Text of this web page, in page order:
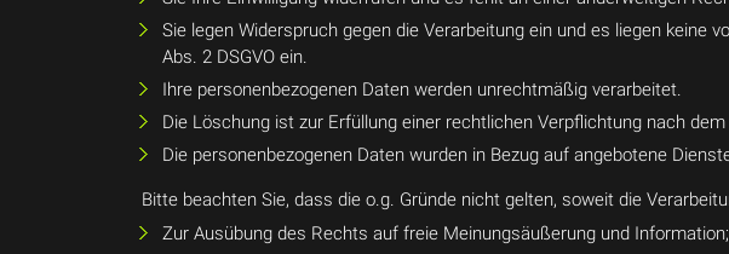
Sie legen Widerspruch gegen die Verarbeitung ein und es liegen keine
Abs. 2 DSGVO ein.
Ihre personenbezogenen Daten werden unrechtmäßig verarbeitet.
Die Löschung ist zur Erfüllung einer rechtlichen Verpflichtung nach
Die personenbezogenen Daten wurden in Bezug auf angebotene
Bitte beachten Sie, dass die o.g. Gründe nicht gelten, soweit die
Zur Ausübung des Rechts auf freie Meinungsäußerung und Information;